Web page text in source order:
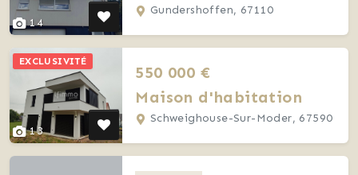
14
Gundershoffen, 67110
13
EXCLUSIVITÉ
550 000 €
Maison d'habitation
Schweighouse-Sur-Moder, 67590